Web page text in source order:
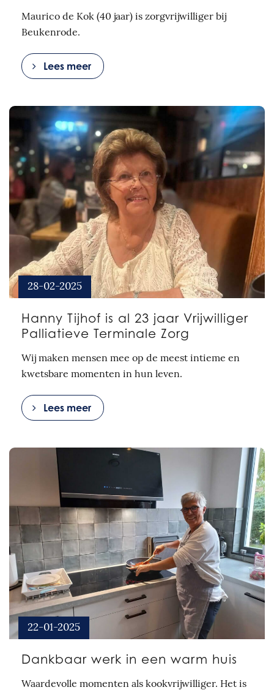
Maurico de Kok (40 jaar) is zorgvrijwilliger bij
Beukenrode.
Lees meer
28-02-2025
Hanny Tijhof is al 23 jaar Vrijwilliger
Palliatieve Terminale Zorg
Wij maken mensen mee op de meest intieme en
kwetsbare momenten in hun leven.
Lees meer
22-01-2025
Dankbaar werk in een warm huis
Waardevolle momenten als kookvrijwilliger. Het is